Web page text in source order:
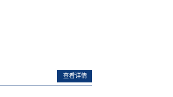
配件公司做专
的综合竞争
认证咨询培
、通用
号:0927),主
查看详情